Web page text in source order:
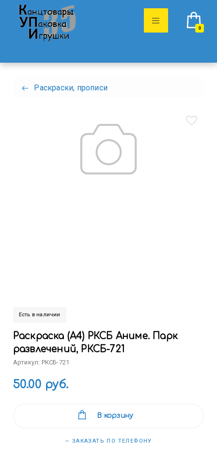
0
Раскраски, прописи
Есть в наличии
Раскраска (А4) РКСБ Аниме. Парк
развлечений, РКСБ-721
Артикул: РКСБ-721
50.00 руб.
В корзину
— ЗАКАЗАТЬ ПО ТЕЛЕФОНУ